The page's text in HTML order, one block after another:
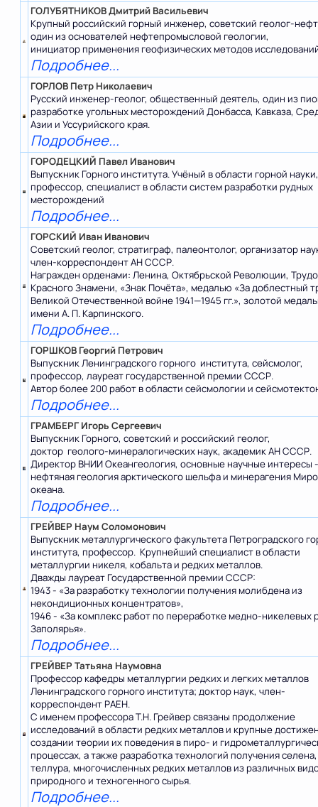
ГОЛУБЯТНИКОВ Дмитрий Васильевич
Крупный российский горный инженер, советский геолог-
один из основателей нефтепромысловой геологии,
инициатор применения геофизических методов
Подробнее...
ГОРЛОВ Петр Николаевич
Русский инженер-геолог, общественный деятель, один из
разработке угольных месторождений Донбасса, Кавказа,
Азии и Уссурийского края.
Подробнее...
ГОРОДЕЦКИЙ Павел Иванович
Выпускник Горного института. Учёный в области горной
профессор, специалист в области систем разработки рудных
месторождений
Подробнее...
ГОРСКИЙ Иван Иванович
Советский геолог, стратиграф, палеонтолог, организатор
член-корреспондент АН СССР.
Награжден орденами: Ленина, Октябрьской Революции,
Красного Знамени, «Знак Почёта», медалью «За доблестный
Великой Отечественной войне 1941—1945 гг.», золотой
имени А. П. Карпинского.
Подробнее...
ГОРШКОВ Георгий Петрович
Выпускник Ленинградского горного института, сейсмолог,
профессор, лауреат государственной премии СССР.
Автор более 200 работ в области сейсмологии и
Подробнее...
ГРАМБЕРГ Игорь Сергеевич
Выпускник Горного, советский и российский геолог,
доктор геолого-минералогических наук, академик АН СССР.
Директор ВНИИ Океангеология, основные научные интересы
нефтяная геология арктического шельфа и минерагения
океана.
Подробнее...
ГРЕЙВЕР Наум Соломонович
Выпускник металлургического факультета Петроградского
института, профессор. Крупнейший специалист в области
металлургии никеля, кобальта и редких металлов.
Дважды лауреат Государственной премии СССР:
1943 - «За разработку технологии получения молибдена из
некондиционных концентратов»,
1946 - «За комплекс работ по переработке медно-никелевых
Заполярья».
Подробнее...
ГРЕЙВЕР Татьяна Наумовна
Профессор кафедры металлургии редких и легких металлов
Ленинградского горного института; доктор наук, член-
корреспондент РАЕН.
С именем профессора Т.Н. Грейвер связаны продолжение
исследований в области редких металлов и крупные
создании теории их поведения в пиро- и
процессах, а также разработка технологий получения селена,
теллура, многочисленных редких металлов из различных
природного и техногенного сырья.
Подробнее...